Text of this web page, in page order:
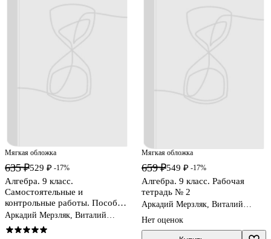
Мягкая обложка
635 ₽529 ₽ -17%
Алгебра. 9 класс.
Самостоятельные и
контрольные работы. Пособие
для учащихся
общеобразовательных
организаций
Аркадий Мерзляк, Виталий
Полонский, Ефим Рабинович,
Михаил Якир
Мягкая обложка
659 ₽549 ₽ -17%
Алгебра. 9 класс. Рабочая
тетрадь № 2
Аркадий Мерзляк, Виталий
Нет оценок